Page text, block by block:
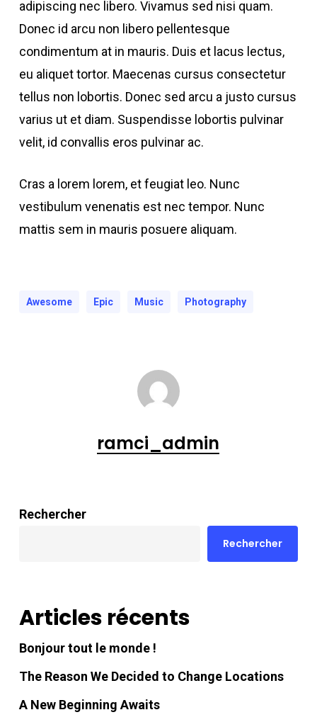
adipiscing nec libero. Vivamus sed nisi quam.
Donec id arcu non libero pellentesque
condimentum at in mauris. Duis et lacus lectus,
eu aliquet tortor. Maecenas cursus consectetur
tellus non lobortis. Donec sed arcu a justo cursus
varius ut et diam. Suspendisse lobortis pulvinar
velit, id convallis eros pulvinar ac.
Cras a lorem lorem, et feugiat leo. Nunc
vestibulum venenatis est nec tempor. Nunc
mattis sem in mauris posuere aliquam.
Awesome Epic Music Photography
ramci_admin
Rechercher
Rechercher
Articles récents
Bonjour tout le monde !
The Reason We Decided to Change Locations
A New Beginning Awaits